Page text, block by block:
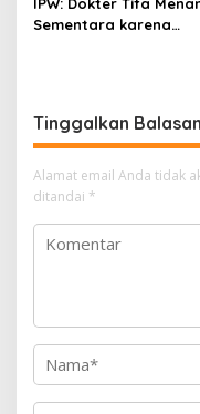
Sementara karena
Tinggalkan Balasan
Alamat email Anda tidak
ditandai *